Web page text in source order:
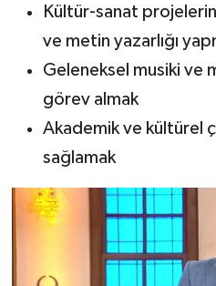
Kültür-sanat
ve metin yazarlığı
Geleneksel musiki ve
görev almak
Akademik ve kültürel
sağlamak